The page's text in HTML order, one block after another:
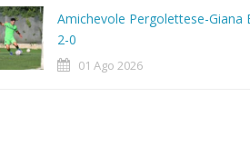
Amichevole Pergolettese-Giana
2-0
01 Ago 2026